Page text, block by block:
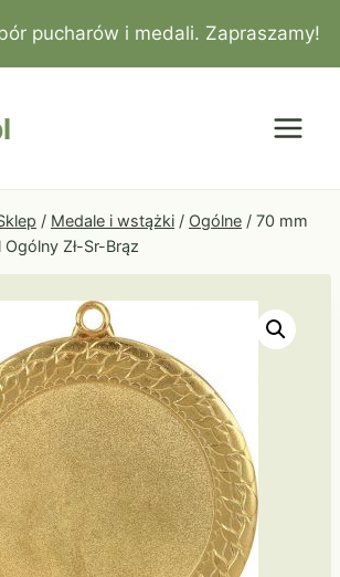
pucharów i medali. Zapraszamy!
/ Medale i wstążki / Ogólne / 70 mm
Zł-Sr-Brąz